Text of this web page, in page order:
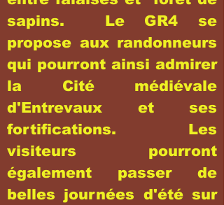
sapins. Le GR4 se
propose aux randonneurs
qui pourront ainsi admirer
la Cité médiévale
d'Entrevaux et ses
fortifications. Les
visiteurs pourront
également passer de
belles journées d'été sur